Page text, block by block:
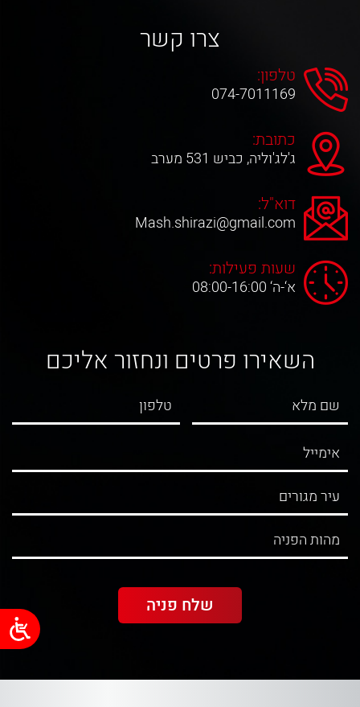
צרו קשר
טלפון:
074-7011169
כתובת:
ג'לג'וליה, כביש 531 מערב
דוא"ל:
Mash.shirazi@gmail.com
שעות פעילות:
א‘-ה‘ 08:00-16:00
השאירו פרטים ונחזור אליכם